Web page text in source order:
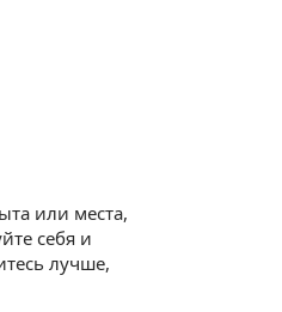
или места,
себя и
лучше,